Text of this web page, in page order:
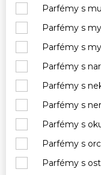
Parfémy s
Parfémy s
Parfémy s
Parfémy s
Parfémy s
Parfémy s
Parfémy s
Parfémy s
Parfémy s